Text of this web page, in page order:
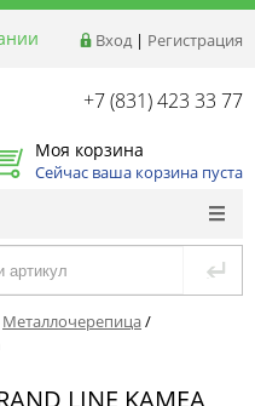
Вход | Регистрация
+7 (831) 423 33 77
Моя корзина
Сейчас ваша корзина пуста
Металлочерепица/
LINE KAMEA